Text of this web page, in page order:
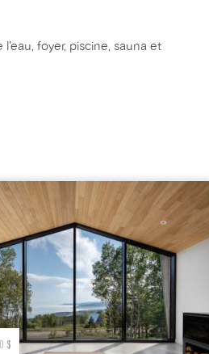
foyer, piscine, sauna et
$